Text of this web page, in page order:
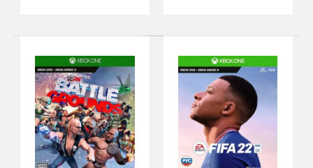
известной серии баскетбольных симуляторов NBA